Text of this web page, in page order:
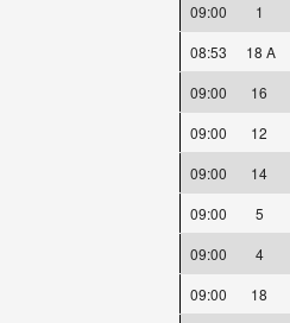
09:00
1
08:53
18 A
09:00
16
09:00
12
09:00
14
09:00
5
09:00
4
09:00
18